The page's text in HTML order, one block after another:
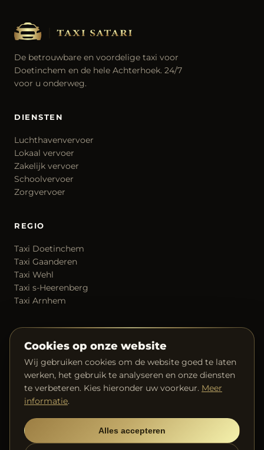
De betrouwbare en voordelige taxi voor
Doetinchem en de hele Achterhoek. 24/7
voor u onderweg.
DIENSTEN
Luchthavenvervoer
Lokaal vervoer
Zakelijk vervoer
Schoolvervoer
Zorgvervoer
REGIO
Taxi Doetinchem
Taxi Gaanderen
Taxi Wehl
Taxi s-Heerenberg
Taxi Arnhem
CONTACT
06 40 64 92 26
info@taxisatari.nl
Over ons
Prof. van der Leeuwstraat, 's-Heerenberg
Cookies op onze website
Wij gebruiken cookies om de website goed te laten
werken, het gebruik te analyseren en onze diensten
te verbeteren. Kies hieronder uw voorkeur. Meer
informatie.
Alles accepteren